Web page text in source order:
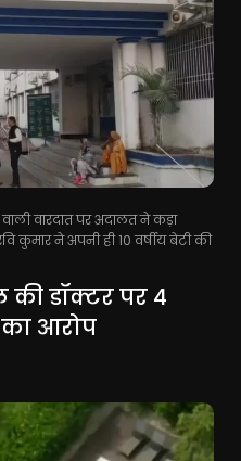
वारदात पर अदालत ने कड़ा
कुमार ने अपनी ही 10 वर्षीय बेटी की
की डॉक्टर पर 4
का आरोप